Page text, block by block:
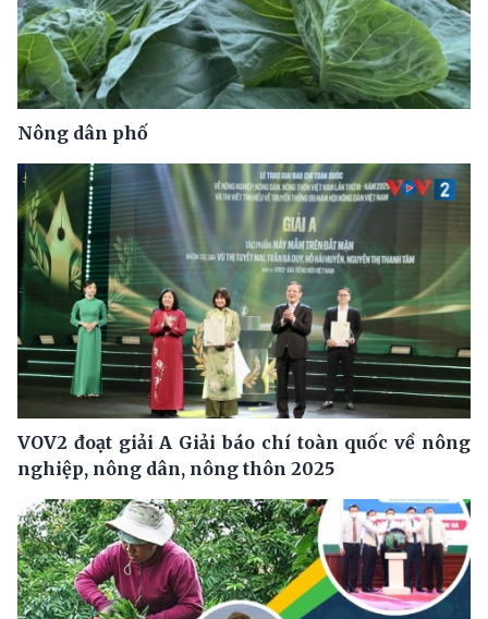
Nông dân phố
VOV2 đoạt giải A Giải báo chí toàn quốc về nông
nghiệp, nông dân, nông thôn 2025